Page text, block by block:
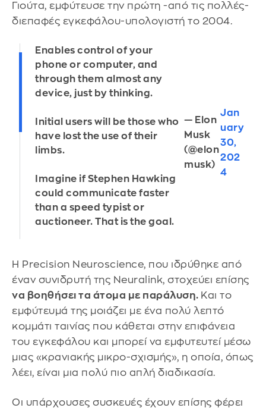
Γιούτα, εμφύτευσε την πρώτη -από τις πολλές-
διεπαφές εγκεφάλου-υπολογιστή το 2004.
Enables control of your
phone or computer, and
through them almost any
device, just by thinking.
Initial users will be those who
have lost the use of their
limbs.
Imagine if Stephen Hawking
could communicate faster
than a speed typist or
auctioneer. That is the goal.
— Elon
Musk
(@elon
musk)
Jan
uary
30,
202
4
Η Precision Neuroscience, που ιδρύθηκε από
έναν συνιδρυτή της Neuralink, στοχεύει επίσης
να βοηθήσει τα άτομα με παράλυση. Και το
εμφύτευμά της μοιάζει με ένα πολύ λεπτό
κομμάτι ταινίας που κάθεται στην επιφάνεια
του εγκεφάλου και μπορεί να εμφυτευτεί μέσω
μιας «κρανιακής μικρο-σχισμής», η οποία, όπως
λέει, είναι μια πολύ πιο απλή διαδικασία.
Οι υπάρχουσες συσκευές έχουν επίσης φέρει